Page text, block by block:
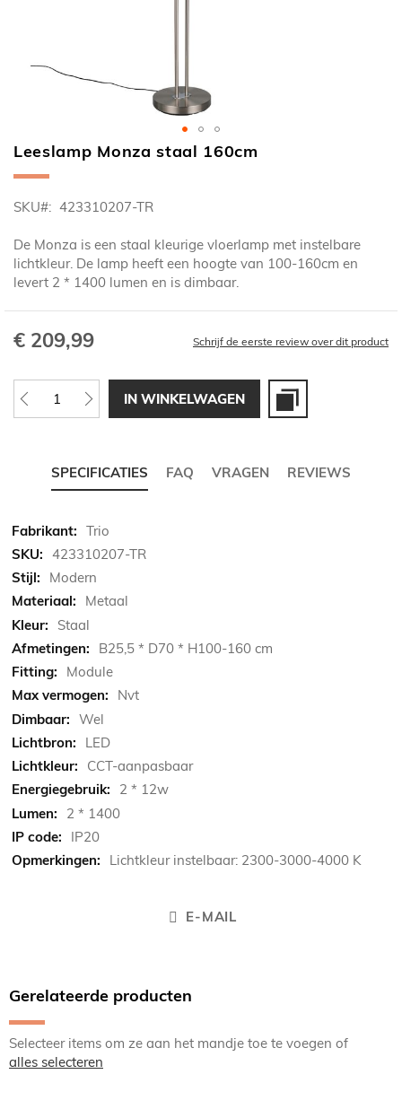
Ga
naar
begin
de
afbeeldingen-
gallerij
Leeslamp Monza staal 160cm
SKU 423310207-TR
De Monza is een staal kleurige vloerlamp met instelbare
lichtkleur. De lamp heeft een hoogte van 100-160cm en
levert 2 * 1400 lumen en is dimbaar.
€ 209,99 Schrijf de eerste review over dit product
IN WINKELWAGEN
SPECIFICATIES FAQ VRAGEN REVIEWS
Meer
informatie
Trio
423310207-TR
Modern
Metaal
Staal
B25,5 * D70 * H100-160 cm
Module
Nvt
Wel
LED
CCT-aanpasbaar
2 * 12w
2 * 1400
IP20
Lichtkleur instelbaar: 2300-3000-4000 K
E-MAIL
Gerelateerde producten
Selecteer items om ze aan het mandje toe te voegen of
alles selecteren